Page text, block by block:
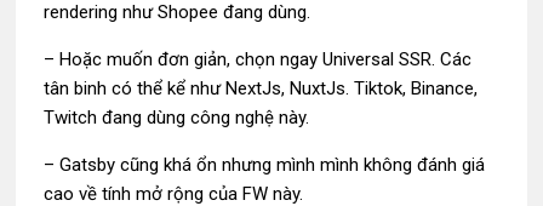
rendering như Shopee đang dùng.
– Hoặc muốn đơn giản, chọn ngay Universal SSR. Các
tân binh có thể kể như NextJs, NuxtJs. Tiktok, Binance,
Twitch đang dùng công nghệ này.
– Gatsby cũng khá ổn nhưng mình mình không đánh giá
cao về tính mở rộng của FW này.